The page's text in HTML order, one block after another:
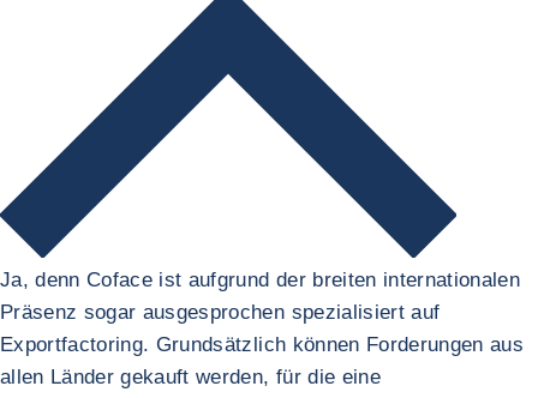
Ja, denn Coface ist aufgrund der breiten internationalen
Präsenz sogar ausgesprochen spezialisiert auf
Exportfactoring. Grundsätzlich können Forderungen aus
allen Länder gekauft werden, für die eine